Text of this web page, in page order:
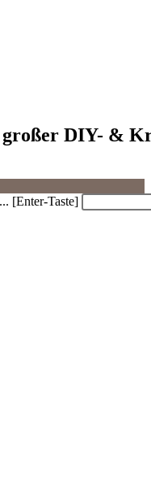
großer DIY- &
[Enter-Taste]